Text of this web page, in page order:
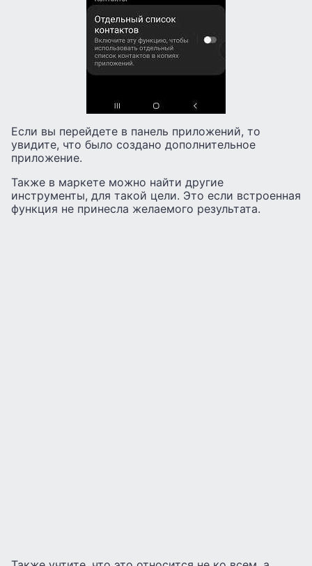
Если вы перейдете в панель приложений, то
увидите, что было создано дополнительное
приложение.
Также в маркете можно найти другие
инструменты, для такой цели. Это если встроенная
функция не принесла желаемого результата.